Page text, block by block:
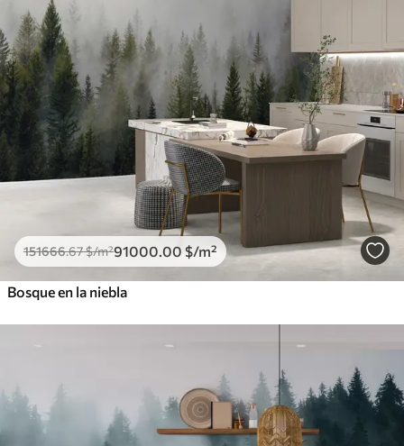
151666.67$/m²91000 .00 $/m²
Bosque en la niebla